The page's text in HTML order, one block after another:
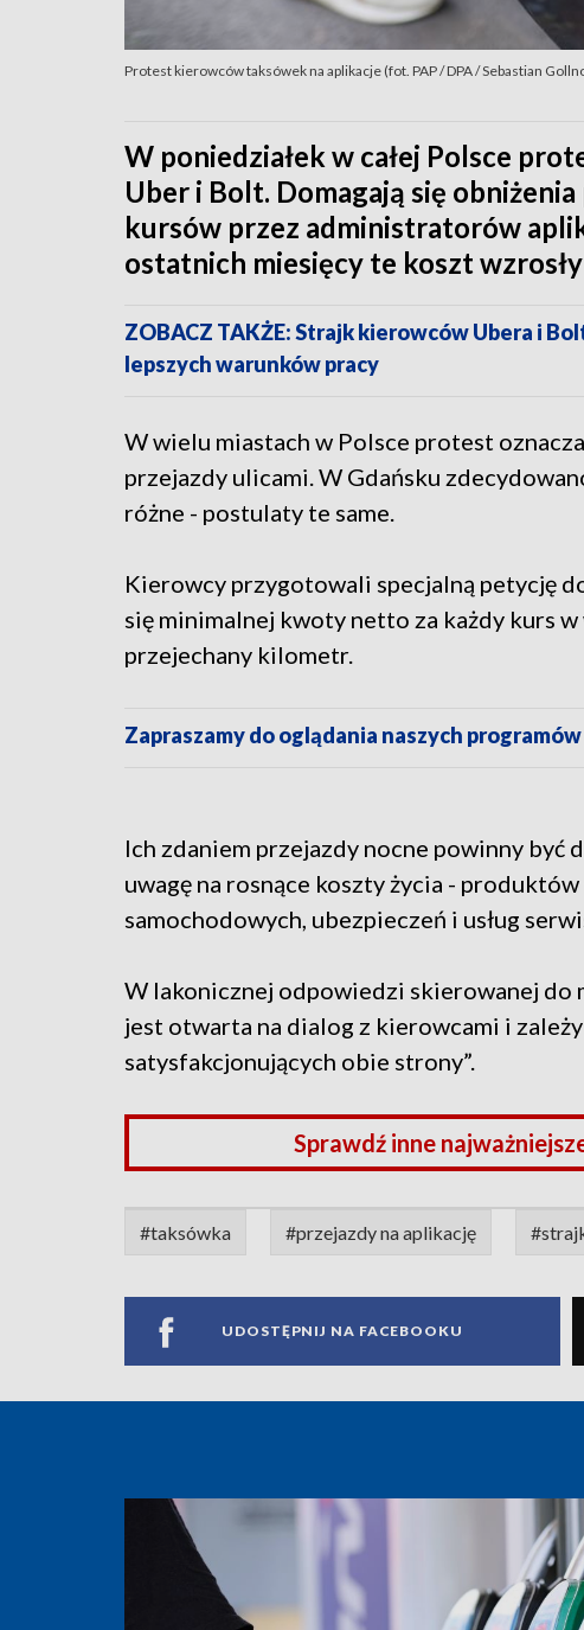
Protest kierowców taksówek na aplikacje (fot. PAP / DPA / Sebastian
W poniedziałek w całej Polsce
Uber i Bolt. Domagają się
kursów przez administratorów
ostatnich miesięcy te koszt
ZOBACZ TAKŻE: Strajk kierowców Ubera i
lepszych warunków pracy
W wielu miastach w Polsce protest
przejazdy ulicami. W Gdańsku
różne - postulaty te same.
Kierowcy przygotowali specjalną petycję
się minimalnej kwoty netto za każdy kurs w
przejechany kilometr.
Zapraszamy do oglądania naszych programów
Ich zdaniem przejazdy nocne powinny być
uwagę na rosnące koszty życia -
samochodowych, ubezpieczeń i usług
W lakonicznej odpowiedzi skierowanej do
jest otwarta na dialog z kierowcami i
satysfakcjonujących obie strony”.
Sprawdź inne
#taksówka #przejazdy na aplikację
UDOSTĘPNIJ NA FACEBOOKU